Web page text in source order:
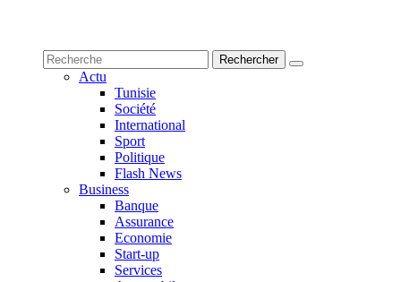
Actu
Tunisie
Société
International
Sport
Politique
Flash News
Business
Banque
Assurance
Economie
Start-up
Services